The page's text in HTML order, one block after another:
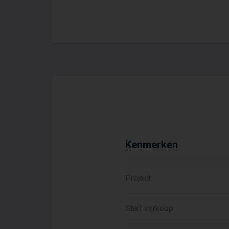
natuur langer van het
Kenmerken
Project
Start verkoop